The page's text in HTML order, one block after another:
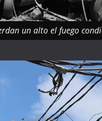
un alto el fuego